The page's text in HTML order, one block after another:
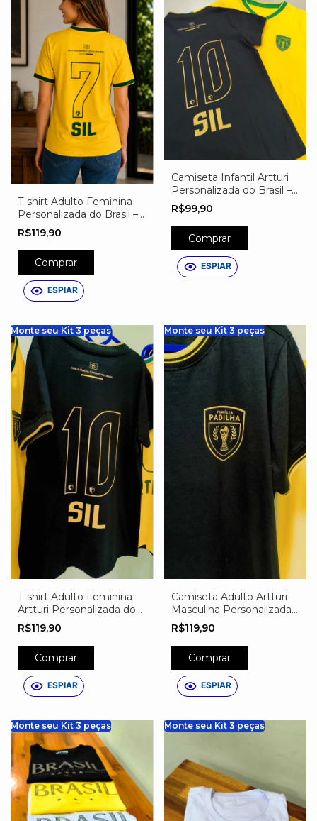
T-shirt Adulto Feminina
Personalizada do Brasil –
Nome, Número e Escudo
Exclusivo
R$119,90
Comprar
ESPIAR
Camiseta Infantil Artturi
Personalizada do Brasil –
Nome, Número e Escudo
Exclusivo Preta
R$99,90
Comprar
ESPIAR
Monte seu Kit 3 peças
T-shirt Adulto Feminina
Artturi Personalizada do
Brasil – Nome, Número e
Escudo Exclusivo Preta
R$119,90
Comprar
ESPIAR
Monte seu Kit 3 peças
Camiseta Adulto Artturi
Masculina Personalizada
do Brasil – Nome,
Número e Escudo
Exclusivo Preta
R$119,90
Comprar
ESPIAR
Monte seu Kit 3 peças Monte seu Kit 3 peças